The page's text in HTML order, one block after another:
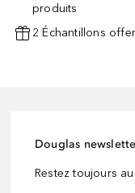
produits
2 Échantillons
Douglas
Restez toujours